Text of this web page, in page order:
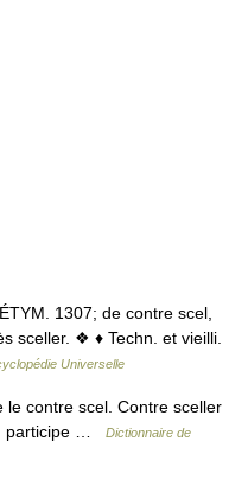
1307; de contre scel,
sceller. ❖ ♦ Techn. et vieilli.
Universelle
contre scel. Contre sceller
participe …
Dictionnaire de